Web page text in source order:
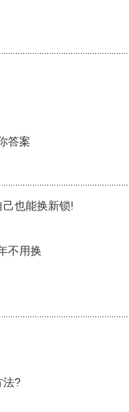
答案
也能换新锁!
不用换
法?